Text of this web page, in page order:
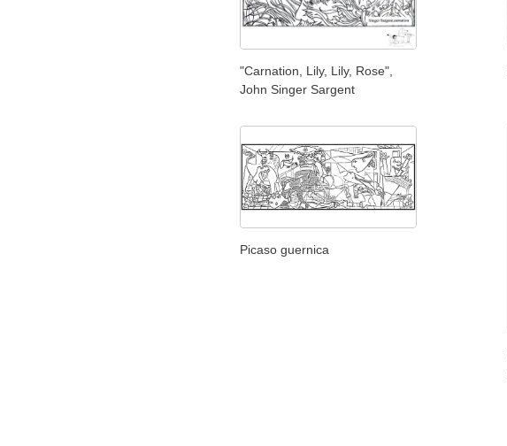
"Carnation, Lily, Lily, Rose",
John Singer Sargent
Picaso guernica